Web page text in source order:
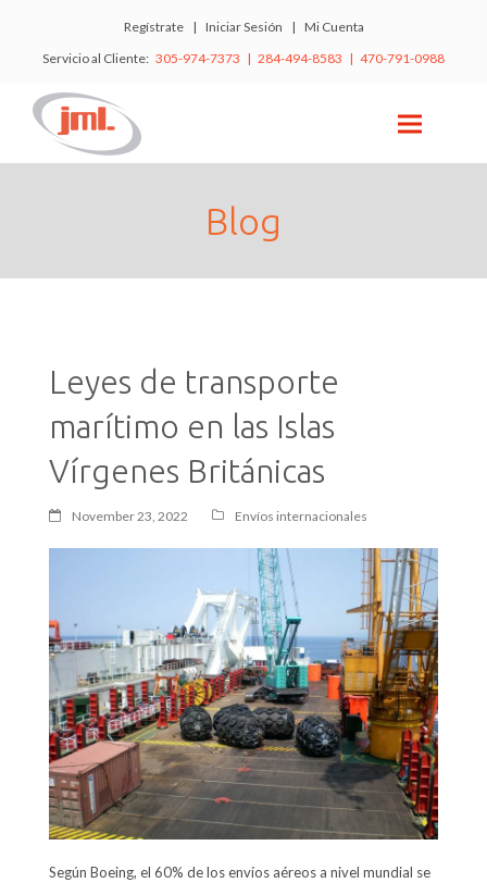
Regístrate| Iniciar Sesión | Mi Cuenta
Servicio al Cliente: 305-974-7373 | 284-494-8583 | 470-791-0988
Blog
Leyes de transporte
marítimo en las Islas
Vírgenes Británicas
November 23, 2022 Envíos internacionales
Según Boeing, el 60% de los envíos aéreos a nivel mundial se